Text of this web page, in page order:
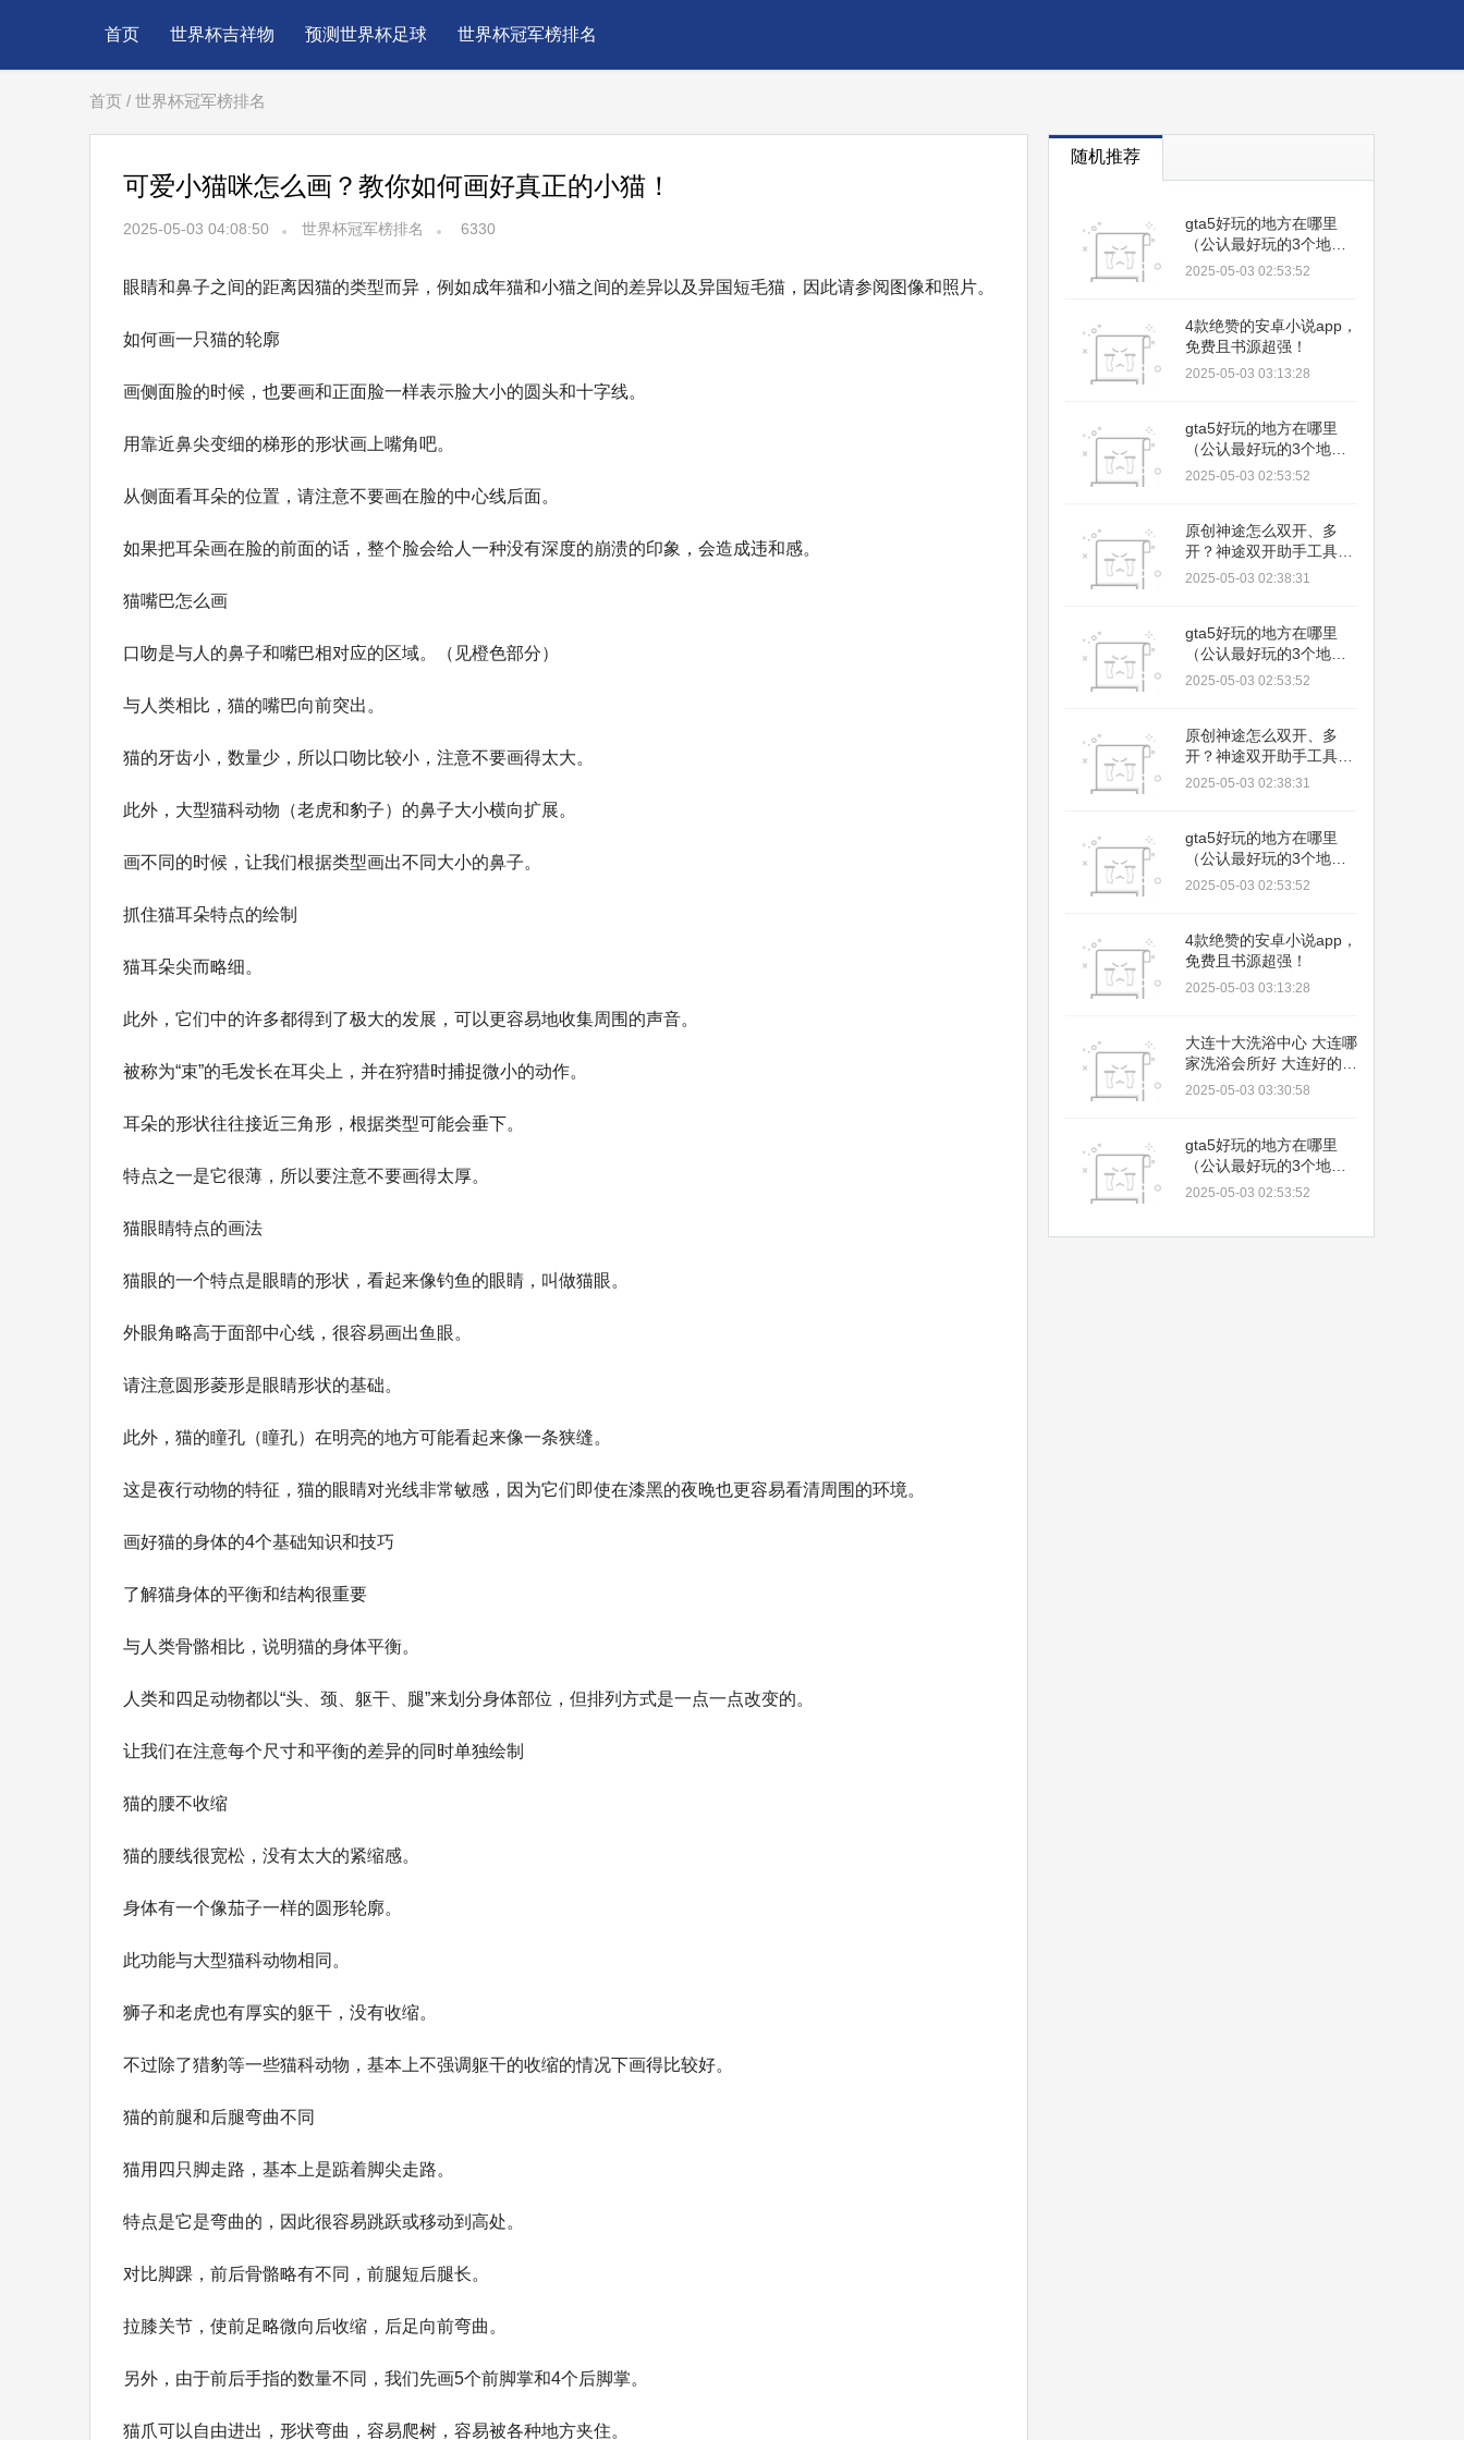
首页 世界杯吉祥物 预测世界杯足球 世界杯冠军榜排名
首页 / 世界杯冠军榜排名
可爱小猫咪怎么画？教你如何画好真正的小猫！
2025-05-03 04:08:50 世界杯冠军榜排名 6330
眼睛和鼻子之间的距离因猫的类型而异，例如成年猫和小猫之间的差异以及异国短毛猫，因此请参阅图像和照片。
如何画一只猫的轮廓
画侧面脸的时候，也要画和正面脸一样表示脸大小的圆头和十字线。
用靠近鼻尖变细的梯形的形状画上嘴角吧。
从侧面看耳朵的位置，请注意不要画在脸的中心线后面。
如果把耳朵画在脸的前面的话，整个脸会给人一种没有深度的崩溃的印象，会造成违和感。
猫嘴巴怎么画
口吻是与人的鼻子和嘴巴相对应的区域。（见橙色部分）
与人类相比，猫的嘴巴向前突出。
猫的牙齿小，数量少，所以口吻比较小，注意不要画得太大。
此外，大型猫科动物（老虎和豹子）的鼻子大小横向扩展。
画不同的时候，让我们根据类型画出不同大小的鼻子。
抓住猫耳朵特点的绘制
猫耳朵尖而略细。
此外，它们中的许多都得到了极大的发展，可以更容易地收集周围的声音。
被称为“束”的毛发长在耳尖上，并在狩猎时捕捉微小的动作。
耳朵的形状往往接近三角形，根据类型可能会垂下。
特点之一是它很薄，所以要注意不要画得太厚。
猫眼睛特点的画法
猫眼的一个特点是眼睛的形状，看起来像钓鱼的眼睛，叫做猫眼。
外眼角略高于面部中心线，很容易画出鱼眼。
请注意圆形菱形是眼睛形状的基础。
此外，猫的瞳孔（瞳孔）在明亮的地方可能看起来像一条狭缝。
这是夜行动物的特征，猫的眼睛对光线非常敏感，因为它们即使在漆黑的夜晚也更容易看清周围的环境。
画好猫的身体的4个基础知识和技巧
了解猫身体的平衡和结构很重要
与人类骨骼相比，说明猫的身体平衡。
人类和四足动物都以“头、颈、躯干、腿”来划分身体部位，但排列方式是一点一点改变的。
让我们在注意每个尺寸和平衡的差异的同时单独绘制
猫的腰不收缩
猫的腰线很宽松，没有太大的紧缩感。
身体有一个像茄子一样的圆形轮廓。
此功能与大型猫科动物相同。
狮子和老虎也有厚实的躯干，没有收缩。
不过除了猎豹等一些猫科动物，基本上不强调躯干的收缩的情况下画得比较好。
猫的前腿和后腿弯曲不同
猫用四只脚走路，基本上是踮着脚尖走路。
特点是它是弯曲的，因此很容易跳跃或移动到高处。
对比脚踝，前后骨骼略有不同，前腿短后腿长。
拉膝关节，使前足略微向后收缩，后足向前弯曲。
另外，由于前后手指的数量不同，我们先画5个前脚掌和4个后脚掌。
猫爪可以自由进出，形状弯曲，容易爬树，容易被各种地方夹住。
随机推荐
gta5好玩的地方在哪里
（公认最好玩的3个地
方）
2025-05-03 02:53:52
4款绝赞的安卓小说app，
免费且书源超强！
2025-05-03 03:13:28
gta5好玩的地方在哪里
（公认最好玩的3个地
方）
2025-05-03 02:53:52
原创神途怎么双开、多
开？神途双开助手工具下
载安装教程
2025-05-03 02:38:31
gta5好玩的地方在哪里
（公认最好玩的3个地
方）
2025-05-03 02:53:52
原创神途怎么双开、多
开？神途双开助手工具下
载安装教程
2025-05-03 02:38:31
gta5好玩的地方在哪里
（公认最好玩的3个地
方）
2025-05-03 02:53:52
4款绝赞的安卓小说app，
免费且书源超强！
2025-05-03 03:13:28
大连十大洗浴中心 大连哪
家洗浴会所好 大连好的洗
浴中心推荐→MAIGOO生
2025-05-03 03:30:58
gta5好玩的地方在哪里
（公认最好玩的3个地
方）
2025-05-03 02:53:52